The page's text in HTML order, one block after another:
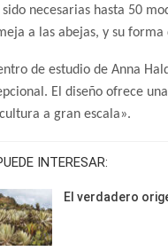
sido necesarias hasta 50
a las abejas, y su
de estudio de Anna
El diseño ofrece
a gran escala».
INTERESAR:
El verdadero